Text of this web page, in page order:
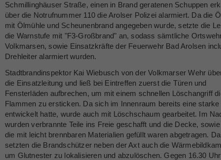
Schmillinghäuser Straße, einen in Brand geratenen Schuppen
über die Notrufnummer 110 die Arolser Polizei alarmiert. Da die
mit Ölmühle und Scheunenbrand angegeben wurde, setzte die
die Warnstufe mit "F3-Großbrand" an, sodass sämtliche
Volkmarsen, sowie Einsatzkräfte der Feuerwehr Bad Arolsen
Drehleiter alarmiert wurden.
Stadtbrandinspektor Kai Wiebusch von der Volkmarser Wehr
die Einsatzleitung und ließ bei Eintreffen zuerst die Türen und
Fensterläden aufbrechen, um mit einem schnellen Löschangriff
Flammen zu ersticken. Da sich im Innenraum bereits eine
entwickelt hatte, wurde auch mit Löschschaum gearbeitet. Im
wurden verbrannte Teile ins Freie geschafft und die Decke,
die mit leicht brennbaren Materialien gefüllt waren abgetragen.
setzten die Brandschützer neben der Axt auch die
um Glutnester zu lokalisieren und abzulöschen. Gegen 16.30